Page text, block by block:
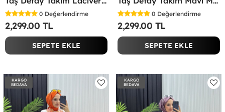
0 Değerlendirme
2,299.00 TL
SEPETE EKLE
0 Değerlendirme
2,299.00 TL
SEPETE EKLE
KARGO
BEDAVA
KARGO
BEDAVA